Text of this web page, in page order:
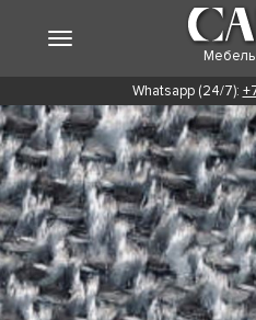
Мебель
Whatsapp (24/7):